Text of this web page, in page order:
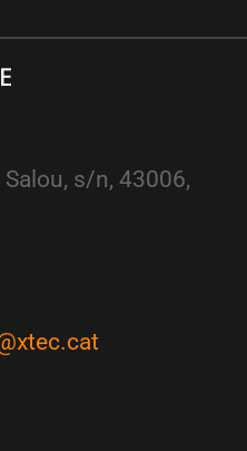
s/n, 43006,